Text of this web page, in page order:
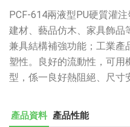
PCF-614兩液型PU硬質灌
建材、藝品仿木、家具飾品
兼具結構補強功能；工業產
塑性。良好的流動性，可
型，係一良好熱阻絕、尺寸
產品資料 產品性能